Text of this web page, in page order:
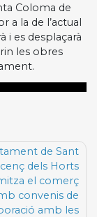
Coloma de
a la de l’actual
i es desplaçarà
les obres
de Sant
dels Horts
el comerç
convenis de
amb les